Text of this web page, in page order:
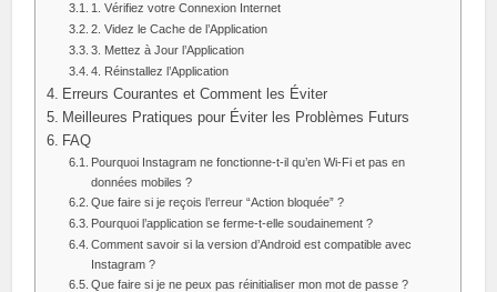
1. Vérifiez votre Connexion Internet
2. Videz le Cache de l’Application
3. Mettez à Jour l’Application
4. Réinstallez l’Application
Erreurs Courantes et Comment les Éviter
Meilleures Pratiques pour Éviter les Problèmes Futurs
FAQ
Pourquoi Instagram ne fonctionne-t-il qu’en Wi-Fi et pas en
données mobiles ?
Que faire si je reçois l’erreur “Action bloquée” ?
Pourquoi l’application se ferme-t-elle soudainement ?
Comment savoir si la version d’Android est compatible avec
Instagram ?
Que faire si je ne peux pas réinitialiser mon mot de passe ?